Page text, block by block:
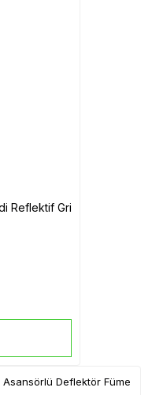
Reflektif Gri